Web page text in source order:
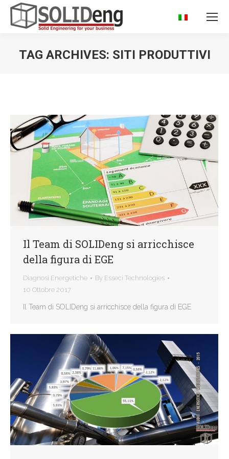
TAG ARCHIVES: SITI PRODUTTIVI
Il Team di SOLIDeng si arricchisce
della figura di EGE
Diagnosi Energetiche By Esseci Technologies
10 Ottobre 2017
Il Team di SOLIDeng si arricchisce della figura di EGE